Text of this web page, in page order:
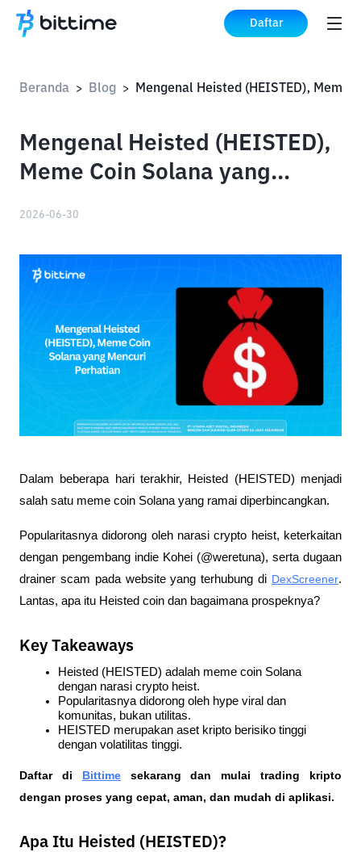
Daftar
Beranda > Blog >
Mengenal Heisted (HEISTED),
Meme Coin Solana yang
2026-06-30
Dalam beberapa hari terakhir, Heisted (HEISTED) menjadi
salah satu meme coin Solana yang ramai diperbincangkan.
Popularitasnya didorong oleh narasi crypto heist, keterkaitan
dengan pengembang indie Kohei (@weretuna), serta dugaan
drainer scam pada website yang terhubung di DexScreener.
Lantas, apa itu Heisted coin dan bagaimana prospeknya?
Key Takeaways
Heisted (HEISTED) adalah meme coin Solana
dengan narasi crypto heist.
Popularitasnya didorong oleh hype viral dan
komunitas, bukan utilitas.
HEISTED merupakan aset kripto berisiko tinggi
dengan volatilitas tinggi.
Daftar di Bittime sekarang dan mulai trading kripto
dengan proses yang cepat, aman, dan mudah di aplikasi.
Apa Itu Heisted (HEISTED)?